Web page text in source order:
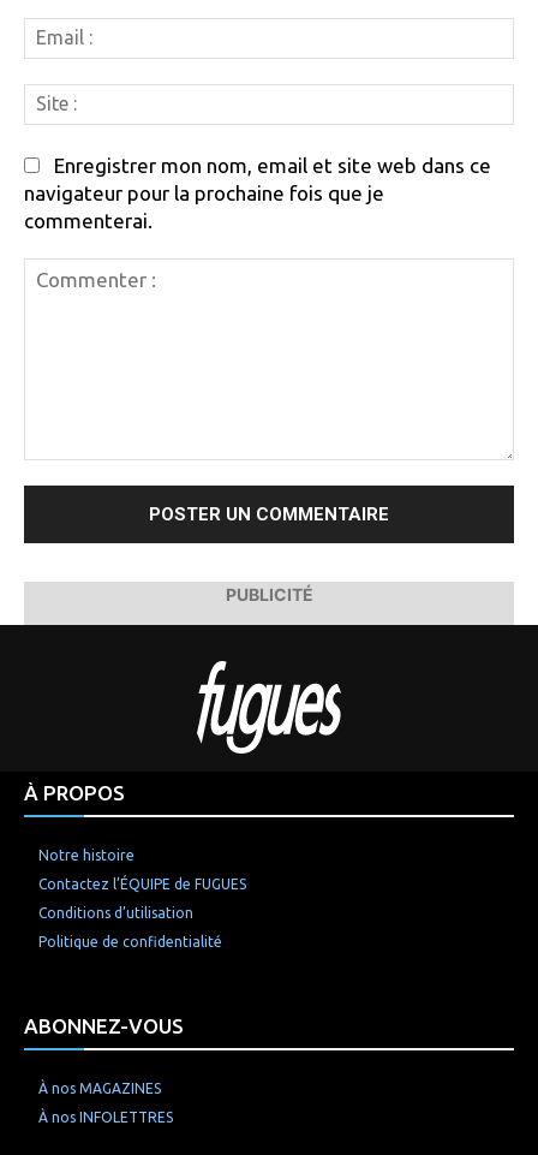
:
:
Enregistrer mon nom, email et site web dans ce
navigateur pour la prochaine fois que je
commenterai.
PUBLICITÉ
À PROPOS
Notre histoire
Contactez l’ÉQUIPE de FUGUES
Conditions d’utilisation
Politique de confidentialité
ABONNEZ-VOUS
À nos MAGAZINES
À nos INFOLETTRES